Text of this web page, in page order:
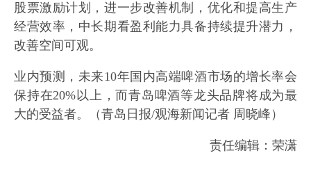
股票激励计划，进一步改善机制，优化和提高生产
经营效率，中长期看盈利能力具备持续提升潜力，
改善空间可观。
业内预测，未来10年国内高端啤酒市场的增长率会
保持在20%以上，而青岛啤酒等龙头品牌将成为最
大的受益者。（青岛日报/观海新闻记者 周晓峰）
责任编辑：荣潇